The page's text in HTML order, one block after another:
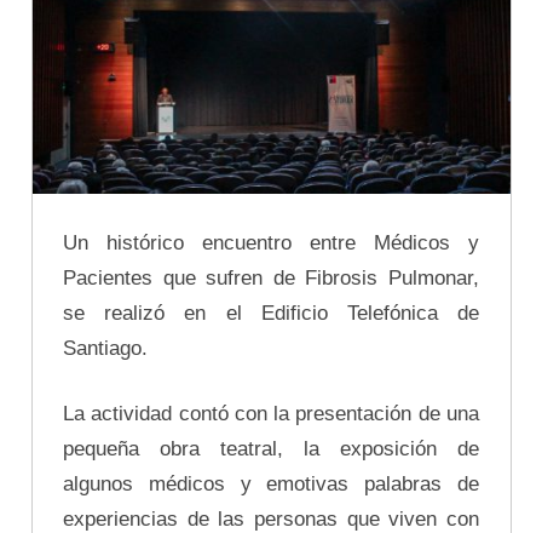
Un histórico encuentro entre Médicos y
Pacientes que sufren de Fibrosis Pulmonar,
se realizó en el Edificio Telefónica de
Santiago.
La actividad contó con la presentación de una
pequeña obra teatral, la exposición de
algunos médicos y emotivas palabras de
experiencias de las personas que viven con